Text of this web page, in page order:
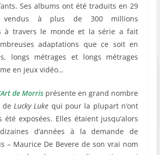
Ses albums ont été traduits en 29
vendus à plus de 300 millions
à travers le monde et la série a fait
adaptations que ce soit en
longs métrages et longs métrages
en jeux vidéo…
de Morris présente en grand nombre
de Lucky Luke qui pour la plupart n’ont
été exposées. Elles étaient jusqu’alors
d’années à la demande de
– Maurice De Bevere de son vrai nom